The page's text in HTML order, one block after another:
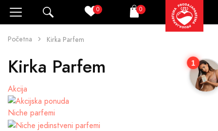
0 Korpa
0
Početna Kirka Parfem
Kirka Parfem
Akcija
Niche parfemi
1